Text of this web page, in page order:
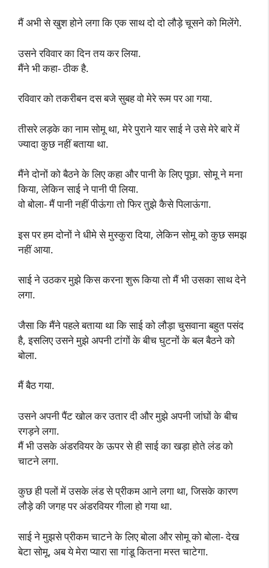
मैं अभी से खुश होने लगा कि एक साथ दो दो लौड़े चूसने को मिलेंगे.
उसने रविवार का दिन तय कर लिया.
मैंने भी कहा- ठीक है.
रविवार को तकरीबन दस बजे सुबह वो मेरे रूम पर आ गया.
तीसरे लड़के का नाम सोमू था, मेरे पुराने यार साई ने उसे मेरे बारे में
ज्यादा कुछ नहीं बताया था.
मैंने दोनों को बैठने के लिए कहा और पानी के लिए पूछा. सोमू ने मना
किया, लेकिन साई ने पानी पी लिया.
वो बोला- मैं पानी नहीं पीऊंगा तो फिर तुझे कैसे पिलाऊंगा.
इस पर हम दोनों ने धीमे से मुस्कुरा दिया, लेकिन सोमू को कुछ समझ
नहीं आया.
साई ने उठकर मुझे किस करना शुरू किया तो मैं भी उसका साथ देने
लगा.
जैसा कि मैंने पहले बताया था कि साई को लौड़ा चुसवाना बहुत पसंद
है, इसलिए उसने मुझे अपनी टांगों के बीच घुटनों के बल बैठने को
बोला.
मैं बैठ गया.
उसने अपनी पैंट खोल कर उतार दी और मुझे अपनी जांघों के बीच
रगड़ने लगा.
मैं भी उसके अंडरवियर के ऊपर से ही साई का खड़ा होते लंड को
चाटने लगा.
कुछ ही पलों में उसके लंड से प्रीकम आने लगा था, जिसके कारण
लौड़े की जगह पर अंडरवियर गीला हो गया था.
साई ने मुझसे प्रीकम चाटने के लिए बोला और सोमू को बोला- देख
बेटा सोमू, अब ये मेरा प्यारा सा गांडू कितना मस्त चाटेगा.